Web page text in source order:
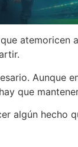
atemoricen
Aunque
que
algún hecho